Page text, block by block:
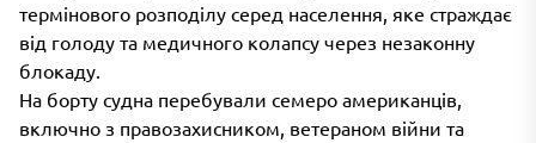
термінового розподілу серед населення, яке страждає
від голоду та медичного колапсу через незаконну
блокаду.
На борту судна перебували семеро американців,
включно з правозахисником, ветераном війни та